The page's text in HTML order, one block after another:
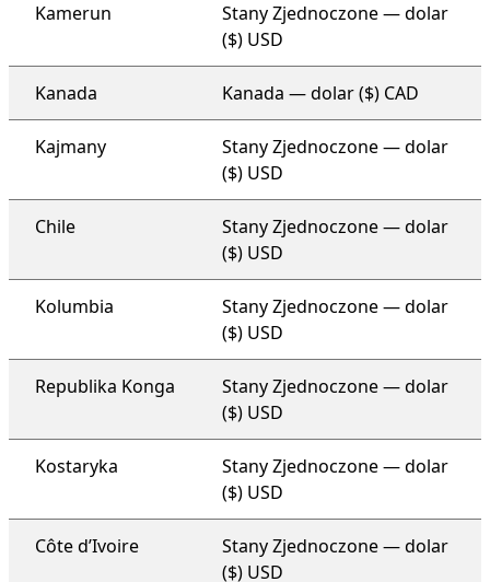
Kamerun
Stany Zjednoczone — dolar
($) USD
Kanada Kanada — dolar ($) CAD
Kajmany
Stany Zjednoczone — dolar
($) USD
Chile
Stany Zjednoczone — dolar
($) USD
Kolumbia
Stany Zjednoczone — dolar
($) USD
Republika Konga
Stany Zjednoczone — dolar
($) USD
Kostaryka
Stany Zjednoczone — dolar
($) USD
Côte d’Ivoire
Stany Zjednoczone — dolar
($) USD